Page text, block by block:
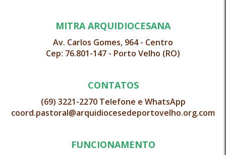
MITRA ARQUIDIOCESANA
Av. Carlos Gomes, 964 - Centro
Cep: 76.801-147 - Porto Velho (RO)
CONTATOS
(69) 3221-2270 Telefone e WhatsApp
coord.pastoral@arquidiocesedeportovelho.org.com
FUNCIONAMENTO